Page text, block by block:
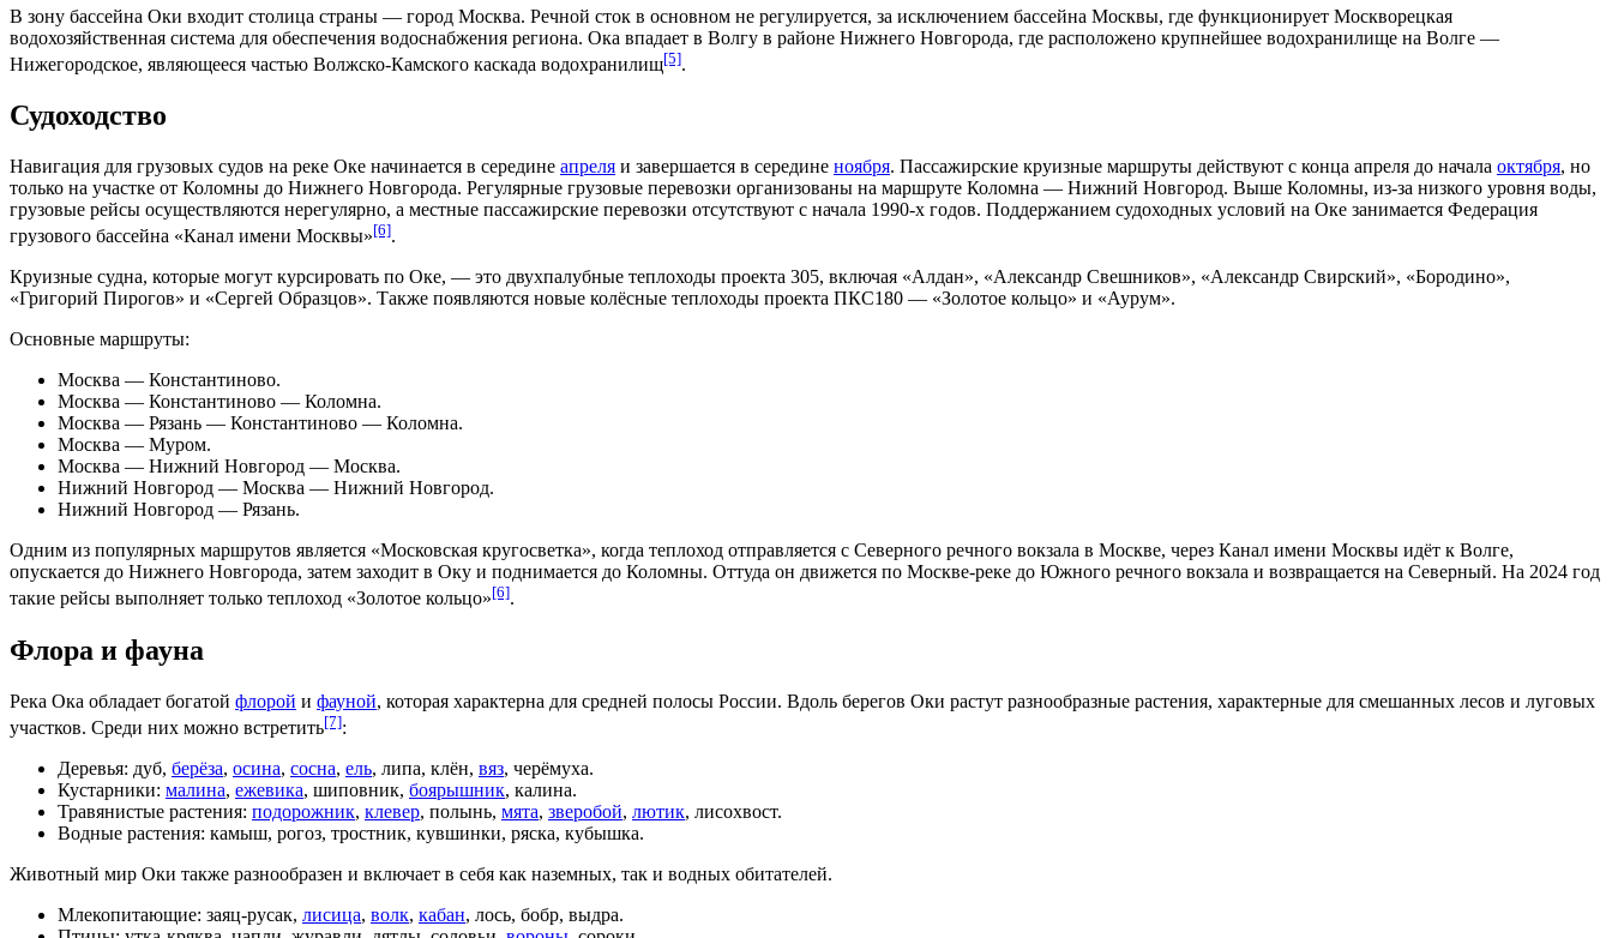
В зону бассейна Оки входит столица страны — город Москва. Речной сток в основном не регулируется, за исключением бассейна Москвы, где функционирует Москворецкая
водохозяйственная система для обеспечения водоснабжения региона. Ока впадает в Волгу в районе Нижнего Новгорода, где расположено крупнейшее водохранилище на Волге —
Нижегородское, являющееся частью Волжско-Камского каскада водохранилищ[5].
Судоходство
Навигация для грузовых судов на реке Оке начинается в середине апреля и завершается в середине ноября. Пассажирские круизные маршруты действуют с конца апреля до начала октября, но
только на участке от Коломны до Нижнего Новгорода. Регулярные грузовые перевозки организованы на маршруте Коломна — Нижний Новгород. Выше Коломны, из-за низкого уровня воды,
грузовые рейсы осуществляются нерегулярно, а местные пассажирские перевозки отсутствуют с начала 1990-х годов. Поддержанием судоходных условий на Оке занимается Федерация
грузового бассейна «Канал имени Москвы»[6].
Круизные судна, которые могут курсировать по Оке, — это двухпалубные теплоходы проекта 305, включая «Алдан», «Александр Свешников», «Александр Свирский», «Бородино»,
«Григорий Пирогов» и «Сергей Образцов». Также появляются новые колёсные теплоходы проекта ПКС180 — «Золотое кольцо» и «Аурум».
Основные маршруты:
Москва — Константиново.
Москва — Константиново — Коломна.
Москва — Рязань — Константиново — Коломна.
Москва — Муром.
Москва — Нижний Новгород — Москва.
Нижний Новгород — Москва — Нижний Новгород.
Нижний Новгород — Рязань.
Одним из популярных маршрутов является «Московская кругосветка», когда теплоход отправляется с Северного речного вокзала в Москве, через Канал имени Москвы идёт к Волге,
опускается до Нижнего Новгорода, затем заходит в Оку и поднимается до Коломны. Оттуда он движется по Москве-реке до Южного речного вокзала и возвращается на Северный. На 2024 год
такие рейсы выполняет только теплоход «Золотое кольцо»[6].
Флора и фауна
Река Ока обладает богатой флорой и фауной, которая характерна для средней полосы России. Вдоль берегов Оки растут разнообразные растения, характерные для смешанных лесов и луговых
участков. Среди них можно встретить[7]:
Деревья: дуб, берёза, осина, сосна, ель, липа, клён, вяз, черёмуха.
Кустарники: малина, ежевика, шиповник, боярышник, калина.
Травянистые растения: подорожник, клевер, полынь, мята, зверобой, лютик, лисохвост.
Водные растения: камыш, рогоз, тростник, кувшинки, ряска, кубышка.
Животный мир Оки также разнообразен и включает в себя как наземных, так и водных обитателей.
Млекопитающие: заяц-русак, лисица, волк, кабан, лось, бобр, выдра.